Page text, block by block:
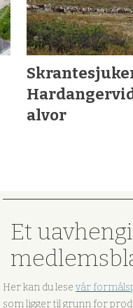
alvor
Et
Her kan du lese vår
som ligger til grunn for